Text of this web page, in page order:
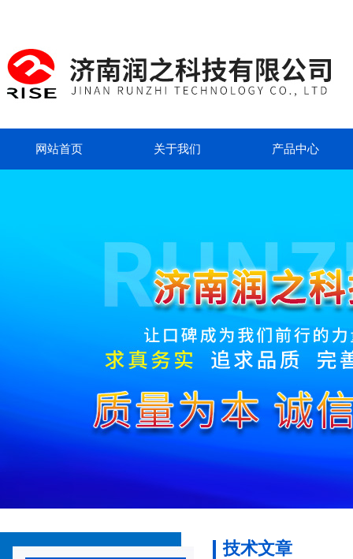
网站首页 关于我们 产品中心
技术文章